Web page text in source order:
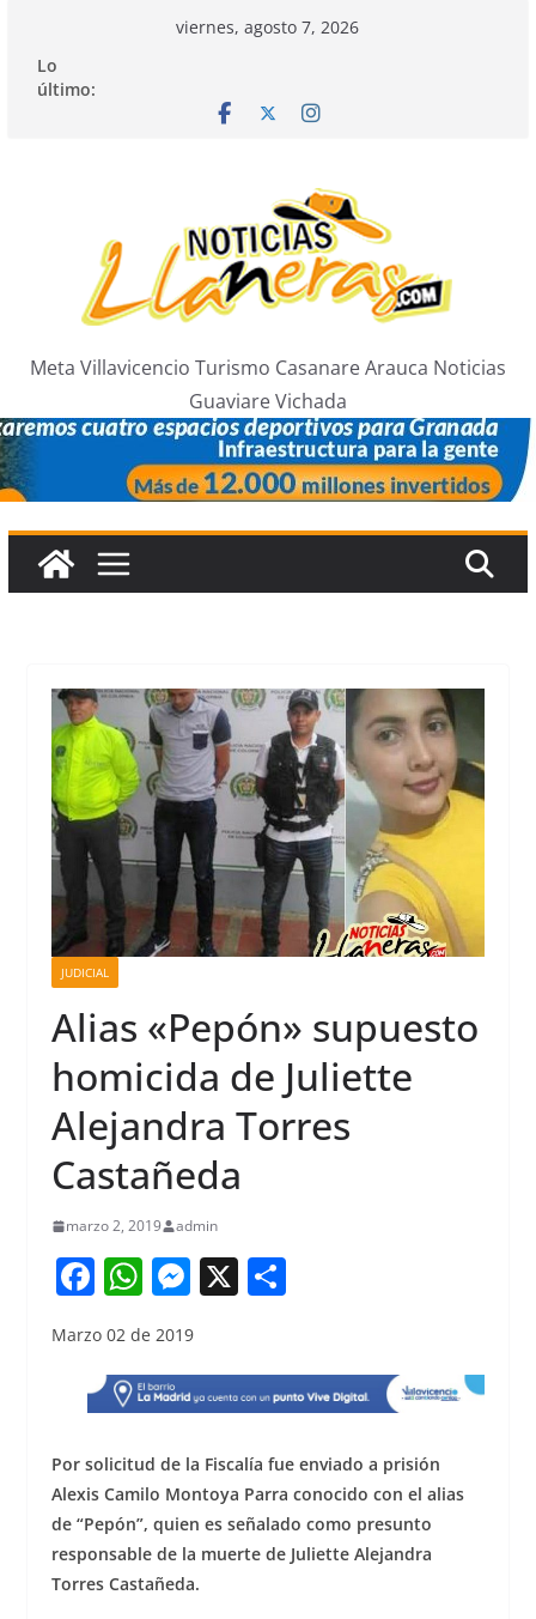
contenido
viernes, agosto 7, 2026
Lo
último:
Meta Villavicencio Turismo Casanare Arauca Noticias
Guaviare Vichada
JUDICIAL
Alias «Pepón» supuesto
homicida de Juliette
Alejandra Torres
Castañeda
marzo 2, 2019 admin
F
c
e
b
o
o
k
W
at
s
A
p
p
M
ss
e
n
g
er
X S
e
Marzo 02 de 2019
Por solicitud de la Fiscalía fue enviado a prisión
Alexis Camilo Montoya Parra conocido con el alias
de “Pepón”, quien es señalado como presunto
responsable de la muerte de Juliette Alejandra
Torres Castañeda.